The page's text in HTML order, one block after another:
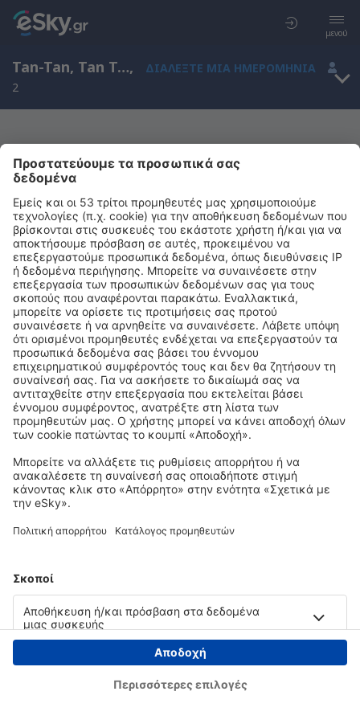
μενού
Tan-Tan, Tan Tan, Guelmim-Es-Semara, Μαρόκο (TTA),
ΔΙΑΛΈΞΤΕ ΜΙΑ ΗΜΕΡΟΜΗΝΊΑ
2
Μας συγχωρείτε, δεν υπάρχουν
αποτελέσματα για την αναζήτησή σας
Προσπαθήστε να κάνετε αναζήτηση με διαφορετικά κριτήρια
Copyright © eSky.gr. Με την επιφύλαξη παντός νομίμου δικαιώματος.